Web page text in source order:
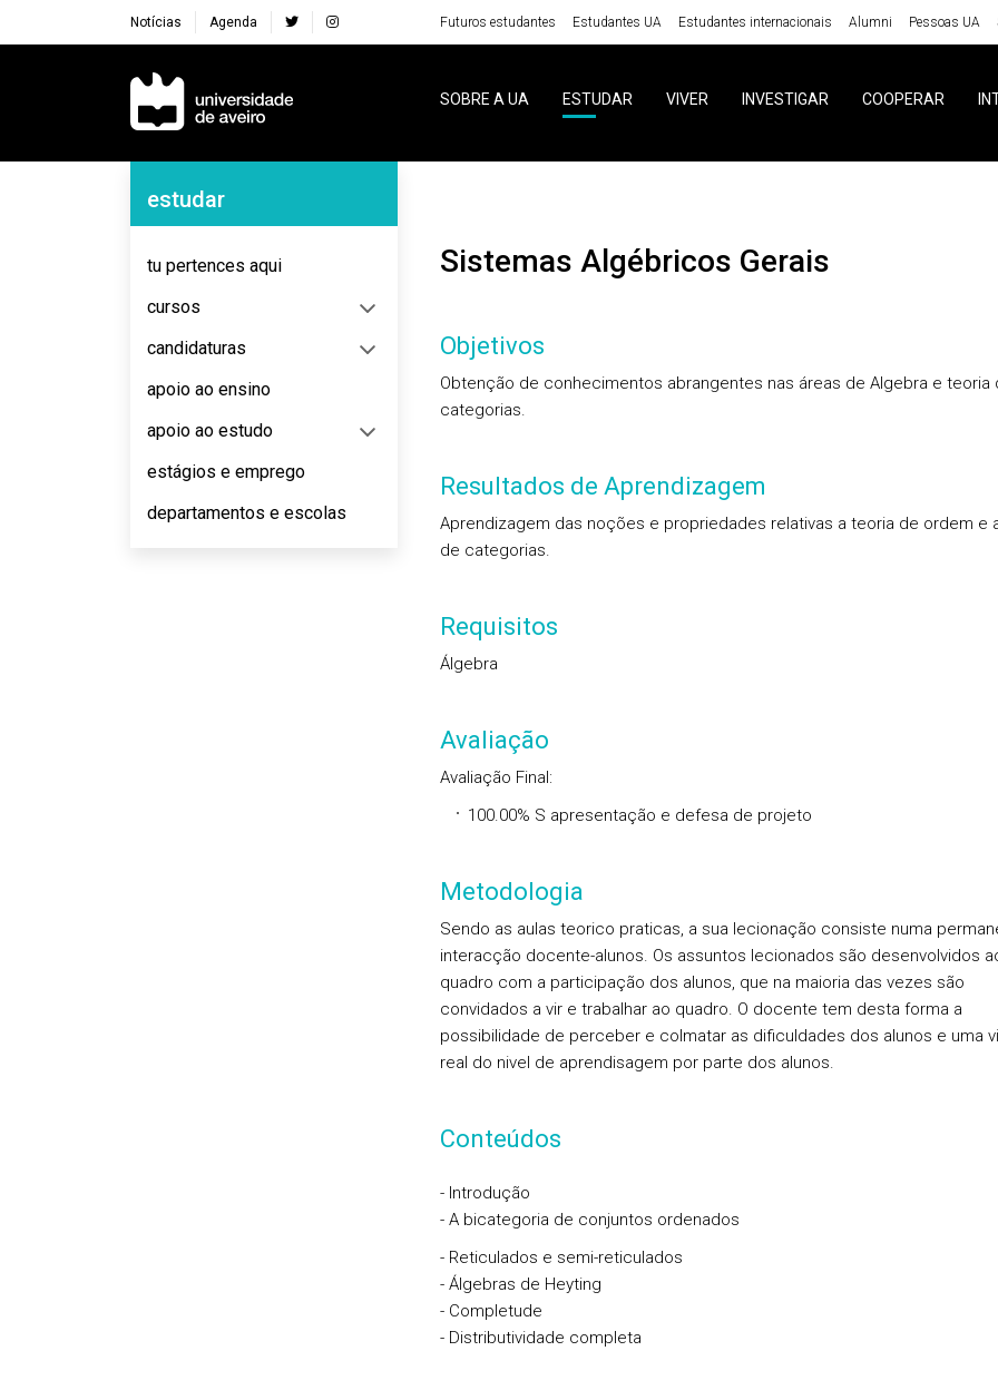
Notícias Agenda Futuros estudantes Estudantes UA Estudantes internacionais Alumni Pessoas UA
Navegação Principal
SOBRE A UA ESTUDAR VIVER INVESTIGAR COOPERAR
Navegação Lateral
estudar
tu pertences aqui
cursos
candidaturas
apoio ao ensino
apoio ao estudo
estágios e emprego
departamentos e escolas
Sistemas Algébricos Gerais
Objetivos
Obtenção de conhecimentos abrangentes nas áreas de Algebra e teoria
categorias.
Resultados de Aprendizagem
Aprendizagem das noções e propriedades relativas a teoria de ordem e
de categorias.
Requisitos
Álgebra
Avaliação
Avaliação Final:
100.00% S apresentação e defesa de projeto
Metodologia
Sendo as aulas teorico praticas, a sua lecionação consiste numa
interacção docente-alunos. Os assuntos lecionados são desenvolvidos
quadro com a participação dos alunos, que na maioria das vezes são
convidados a vir e trabalhar ao quadro. O docente tem desta forma a
possibilidade de perceber e colmatar as dificuldades dos alunos e uma
real do nivel de aprendisagem por parte dos alunos.
Conteúdos
- Introdução
- A bicategoria de conjuntos ordenados
- Reticulados e semi-reticulados
- Álgebras de Heyting
- Completude
- Distributividade completa